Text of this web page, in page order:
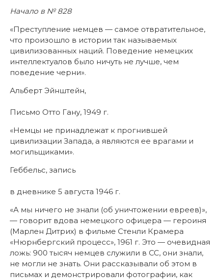
Начало в № 828
«Преступление немцев — самое отвратительное,
что произошло в истории так называемых
цивилизованных наций. Поведение немецких
интеллектуалов было ничуть не лучше, чем
поведение черни».
Альберт Эйнштейн,
Письмо Отто Гану, 1949 г.
«Немцы не принадлежат к прогнившей
цивилизации Запада, а являются ее врагами и
могильщиками».
Геббельс, запись
в дневнике 5 августа 1946 г.
«А мы ничего не знали (об уничтожении евреев)»,
— говорит вдова немецкого офицера — героиня
(Марлен Дитрих) в фильме Стенли Крамера
«Нюрнбергский процесс», 1961 г. Это — очевидная
ложь: 900 тысяч немцев служили в СС, они знали,
не могли не знать. Они рассказывали об этом в
письмах и демонстрировали фотографии, как